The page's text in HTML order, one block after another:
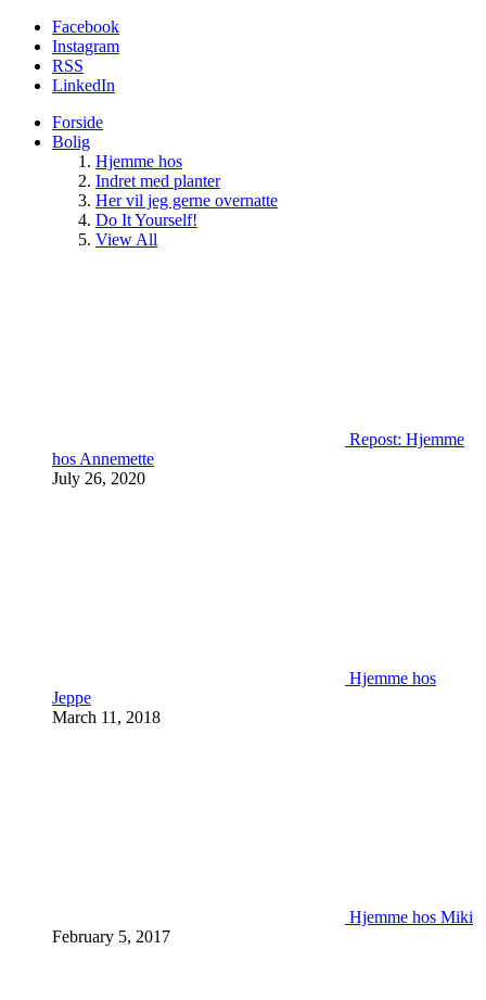
Facebook
Instagram
RSS
LinkedIn
Forside
Bolig
Hjemme hos
Indret med planter
Her vil jeg gerne overnatte
Do It Yourself!
View All
Repost: Hjemme
hos Annemette
July 26, 2020
Hjemme hos
Jeppe
March 11, 2018
Hjemme hos Miki
February 5, 2017